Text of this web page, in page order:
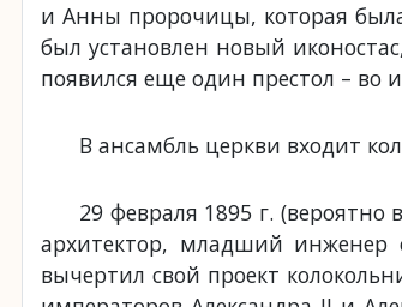
Сергиевская
церковь во
Владимире
Дмитриевский
собор во
Владимире
и Анны пророчицы, которая
был установлен новый
появился еще один престол –
В ансамбль церкви входит
29 февраля 1895 г.
архитектор, младший инженер
вычертил свой проект